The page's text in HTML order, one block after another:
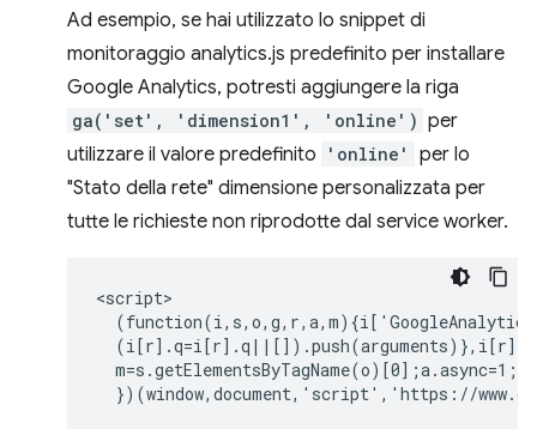
Ad esempio, se hai utilizzato lo snippet di
monitoraggio analytics.js predefinito per installare
Google Analytics, potresti aggiungere la riga
ga('set', 'dimension1', 'online') per
utilizzare il valore predefinito
'online'
per lo
"Stato della rete" dimensione personalizzata per
tutte le richieste non riprodotte dal service worker.
<script>
})(window,document,'script','https://